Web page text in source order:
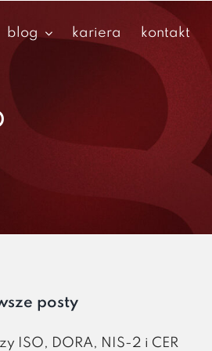
blog kariera kontakt
posty
ISO, DORA, NIS-2 i CER